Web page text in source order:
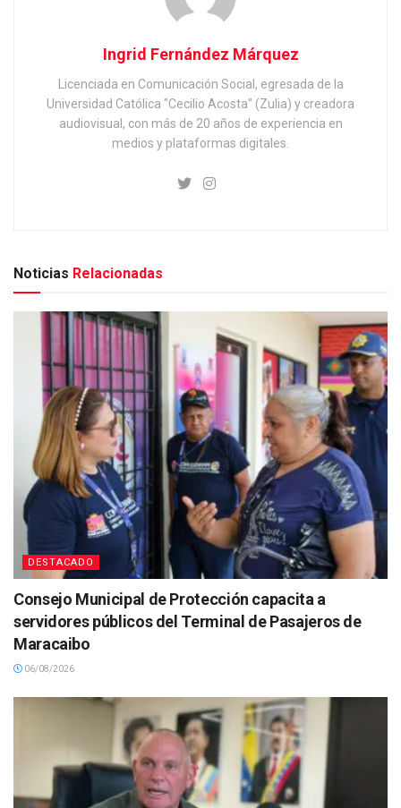
Ingrid Fernández Márquez
Licenciada en Comunicación Social, egresada de la
Universidad Católica "Cecilio Acosta" (Zulia) y creadora
audiovisual, con más de 20 años de experiencia en
medios y plataformas digitales.
Noticias Relacionadas
DESTACADO
Consejo Municipal de Protección capacita a
servidores públicos del Terminal de Pasajeros de
Maracaibo
06/08/2026